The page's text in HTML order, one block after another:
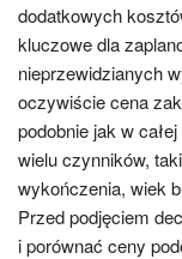
dodatkowych
kluczowe dla
nieprzewidzianych
oczywiście cena
podobnie jak w
wielu czynników,
wykończenia, wiek
Przed podjęciem
i porównać ceny